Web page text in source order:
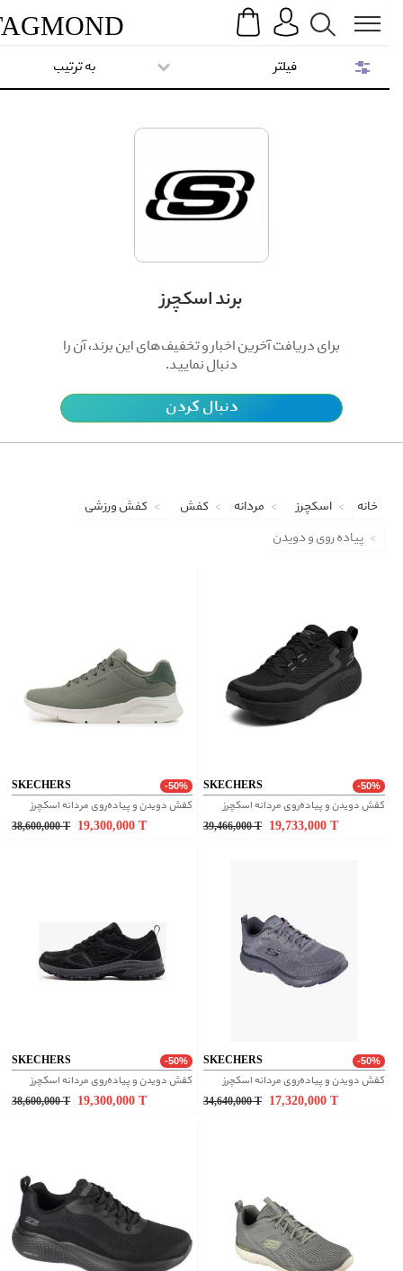
Search
TAGMOND
برند اسکچرز
برای دریافت آخرین اخبار و تخفیف‌های این برند، آن را
دنبال نمایید.
دنبال کردن
به ترتیب
خانه اسکچرز مردانه کفش
کفش ورزشی
پیاده روی و دویدن
SKECHERS -50%
کفش دویدن و پیاده‌روی مردانه اسکچرز
38,600,000 T 19,300,000
SKECHERS -50%
کفش دویدن و پیاده‌روی مردانه اسکچرز
39,466,000 T 19,733,000
SKECHERS -50%
کفش دویدن و پیاده‌روی مردانه اسکچرز
38,600,000 T 19,300,000
SKECHERS -50%
کفش دویدن و پیاده‌روی مردانه اسکچرز
34,640,000 T 17,320,000
فیلتر